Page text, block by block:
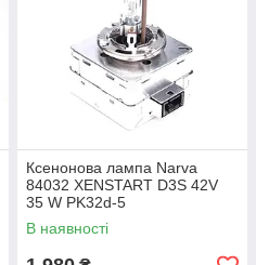
Ксенонова лампа Narva
84032 XENSTART D3S 42V
35 W PK32d-5
В наявності